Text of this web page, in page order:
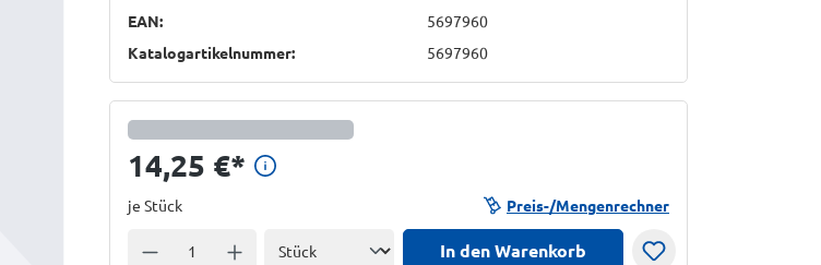
EAN:
5697960
Katalogartikelnummer:
5697960
14,25 €* Preisinformationen anzeigen
je Stück Preis-/Mengenrechner
Anzahl verringernAnzahl erhöhen In den Warenkorb